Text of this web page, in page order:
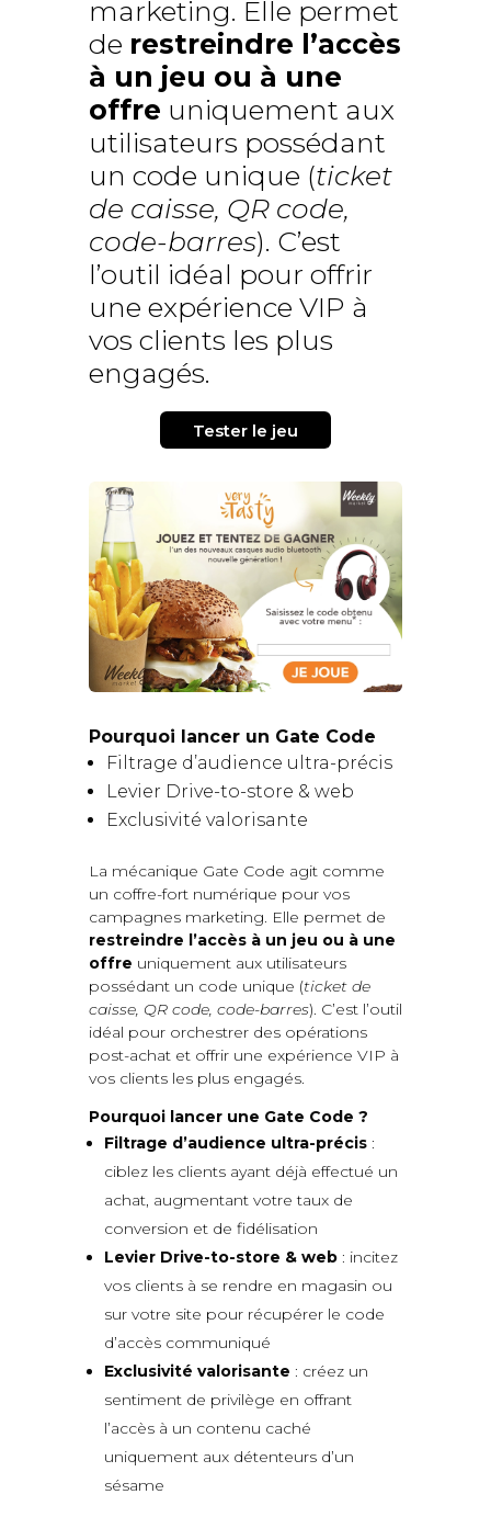
marketing. Elle permet
de restreindre l’accès
à un jeu ou à une
offre uniquement aux
utilisateurs possédant
un code unique (ticket
de caisse, QR code,
code-barres). C’est
l’outil idéal pour offrir
une expérience VIP à
vos clients les plus
engagés.
Tester le jeu
Pourquoi lancer un Gate Code
Filtrage d’audience ultra-précis
Levier Drive-to-store & web
Exclusivité valorisante
La mécanique Gate Code agit comme
un coffre-fort numérique pour vos
campagnes marketing. Elle permet de
restreindre l’accès à un jeu ou à une
offre uniquement aux utilisateurs
possédant un code unique (ticket de
caisse, QR code, code-barres). C’est l’outil
idéal pour orchestrer des opérations
post-achat et offrir une expérience VIP à
vos clients les plus engagés.
Pourquoi lancer une Gate Code ?
Filtrage d’audience ultra-précis:
ciblez les clients ayant déjà effectué un
achat, augmentant votre taux de
conversion et de fidélisation
Levier Drive-to-store & web: incitez
vos clients à se rendre en magasin ou
sur votre site pour récupérer le code
d’accès communiqué
Exclusivité valorisante : créez un
sentiment de privilège en offrant
l’accès à un contenu caché
uniquement aux détenteurs d’un
sésame